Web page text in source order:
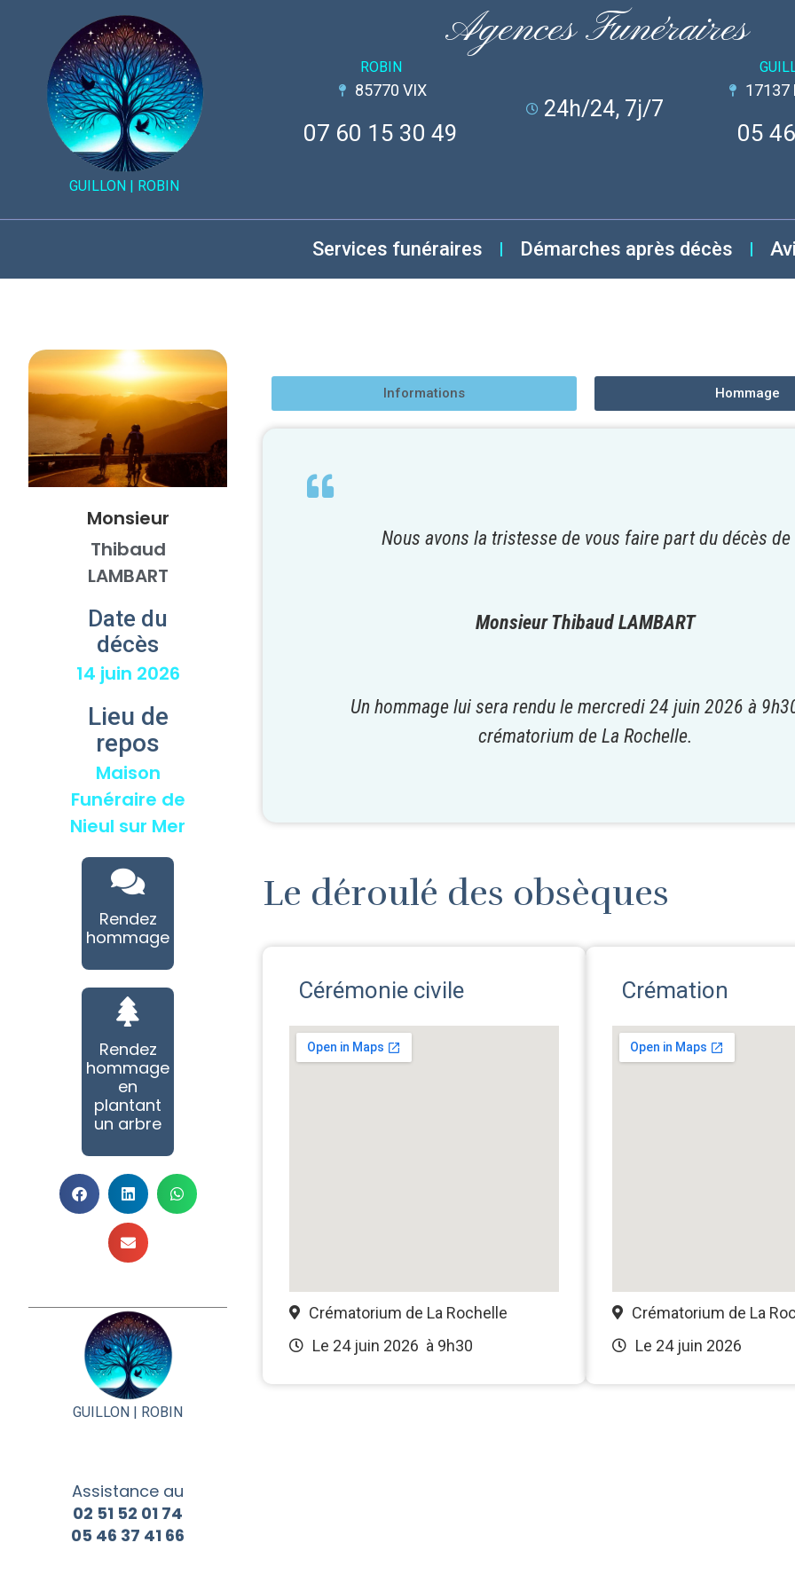
Agences Funéraires
GUILLON | ROBIN
ROBIN
85770 VIX
07 60 15 30 49
24h/24, 7j/7
17137
05
Services funéraires Démarches après décès
Monsieur
Thibaud
LAMBART
Date du
décès
14 juin 2026
Lieu de
repos
Maison
Funéraire de
Nieul sur Mer
Rendez
hommage
Rendez
hommage
en
plantant
un arbre
GUILLON | ROBIN
Assistance au
02 51 52 01 74
05 46 37 41 66
Informations Hommage
Nous avons la tristesse de vous faire part du décès de
Monsieur Thibaud LAMBART
Un hommage lui sera rendu le mercredi 24 juin 2026 à
crématorium de La Rochelle.
Le déroulé des obsèques
Cérémonie civile
Crématorium de La Rochelle
Le 24 juin 2026 à 9h30
Crémation
Crématorium de La
Le 24 juin 2026